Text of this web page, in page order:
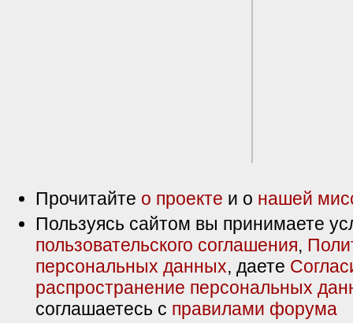
Прочитайте о проекте и о нашей
Пользуясь сайтом вы принимаете
пользовательского соглашения,
персональных данных, даете
распространение персональных
соглашаетесь с правилами форума